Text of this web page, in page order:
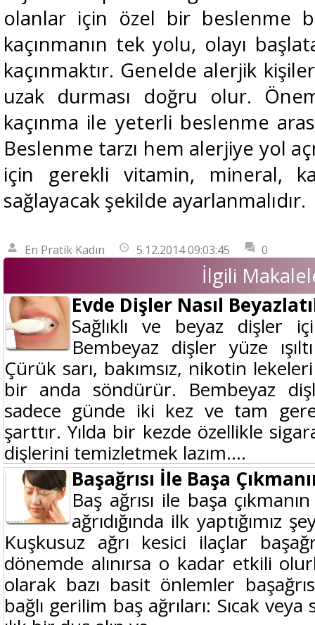
olanlar için özel bir beslenme
kaçınmanın tek yolu, olayı
kaçınmaktır. Genelde alerjik
uzak durması doğru olur.
kaçınma ile yeterli beslenme
Beslenme tarzı hem alerjiye yol
için gerekli vitamin, mineral,
sağlayacak şekilde ayarlanmalıdır.
En Pratik Kadın 5.12.2014 09:03:45 0
İlgili
Evde Dişler Nasıl
Sağlıklı ve beyaz dişler
Bembeyaz dişler yüze
Çürük sarı, bakımsız, nikotin
bir anda söndürür. Bembeyaz
sadece günde iki kez ve tam
şarttır. Yılda bir kezde özellikle
dişlerini temizletmek lazım....
Başağrısı İle Başa
Baş ağrısı ile başa
ağrıdığında ilk yaptığımız
Kuşkusuz ağrı kesici ilaçlar
dönemde alınırsa o kadar etkili
olarak bazı basit önlemler
bağlı gerilim baş ağrıları: Sıcak